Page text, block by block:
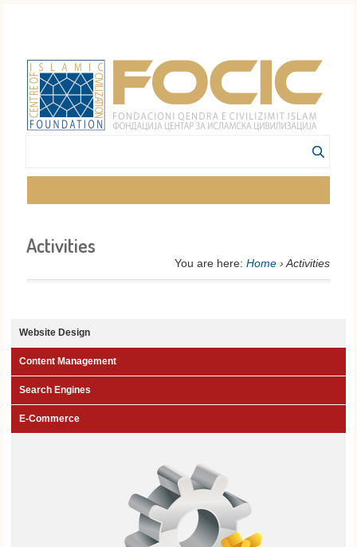
Activities
You are here: Home› Activities
Website Design
Content Management
Search Engines
E-Commerce